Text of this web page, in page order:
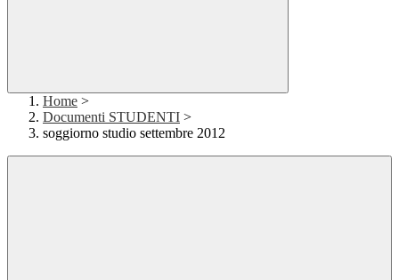
Home >
Documenti STUDENTI >
soggiorno studio settembre 2012